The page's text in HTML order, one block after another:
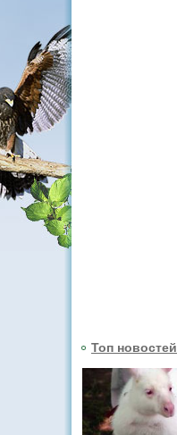
Топ новостей